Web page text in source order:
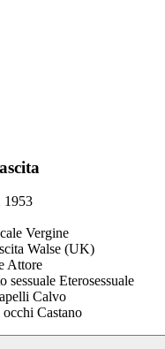
1953
Vergine
Walse (UK)
Attore
sessuale Eterosessuale
Сalvo
occhi Castano